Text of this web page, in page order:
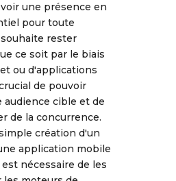
une présence en
pour toute
rester
ce soit par le biais
ou d'applications
de pouvoir
cible et de
de la concurrence.
création d'un
application mobile
nécessaire de les